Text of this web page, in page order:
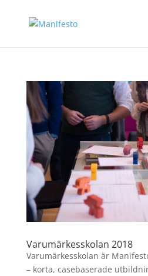
Varumärkesskolan 2018
Varumärkesskolan är
– korta, casebaserade